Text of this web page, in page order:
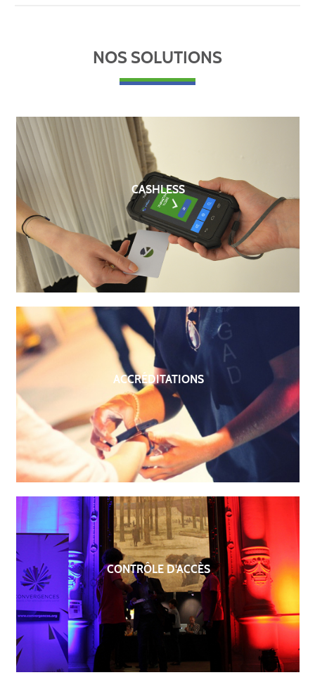
NOS SOLUTIONS
CASHLESS
ACCRÉDITATIONS
CONTRÔLE D'ACCÈS